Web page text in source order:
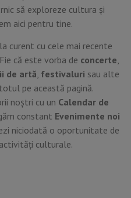
să exploreze cultura și
aici pentru tine.
curent cu cele mai recente
că este vorba de concerte,
de artă, festivaluri sau alte
pe această pagină.
noștri cu un Calendar de
constant Evenimente noi
niciodată o oportunitate de
culturale.